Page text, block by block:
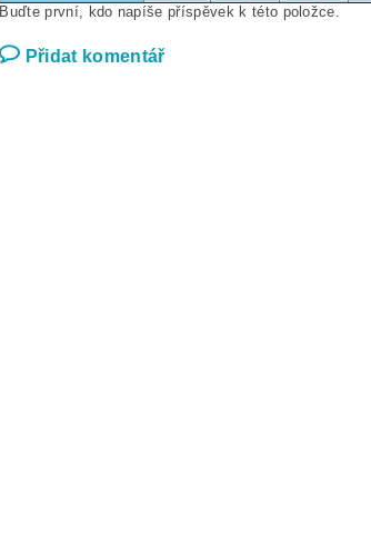
Buďte první, kdo napíše příspěvek k této položce.
Přidat komentář